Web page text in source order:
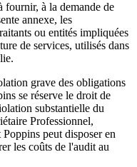
fournir, à la demande de
annexe, les
ou entités impliquées
de services, utilisés dans
grave des obligations
se réserve le droit de
substantielle du
Professionnel,
peut disposer en
les coûts de l'audit au